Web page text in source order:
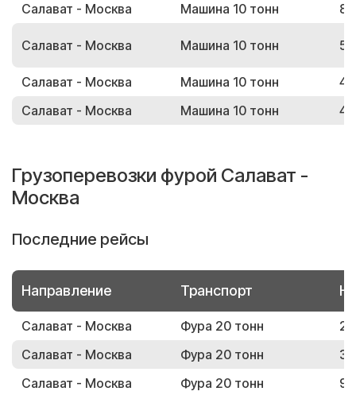
Салават - Москва
Машина 10 тонн
Салават - Москва Машина 10 тонн
Салават - Москва Машина 10 тонн
Салават - Москва
Машина 10 тонн
Грузоперевозки фурой Салават -
Москва
Последние рейсы
Направление Транспорт
Салават - Москва Фура 20 тонн
Салават - Москва
Фура 20 тонн
Салават - Москва
Фура 20 тонн